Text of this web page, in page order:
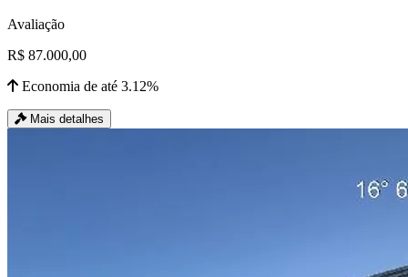
Avaliação
R$ 87.000,00
Economia de até 3.12%
Mais detalhes